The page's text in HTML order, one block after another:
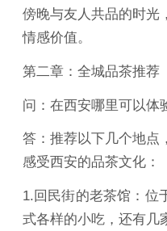
傍晚与友人共品的时光
情感价值。
第二章：全城品茶推荐
问：在西安哪里可以体
答：推荐以下几个地点
感受西安的品茶文化：
1.回民街的老茶馆：位
式各样的小吃，还有几